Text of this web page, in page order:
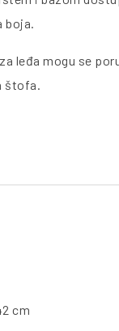
boja.
leđa mogu se
štofa.
cm